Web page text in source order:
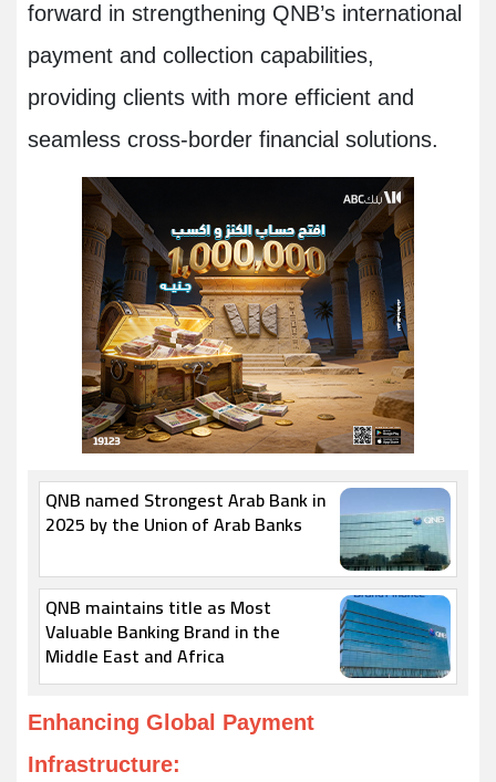
forward in strengthening QNB’s international
payment and collection capabilities,
providing clients with more efficient and
seamless cross-border financial solutions.
QNB named Strongest Arab Bank in
2025 by the Union of Arab Banks
QNB maintains title as Most
Valuable Banking Brand in the
Middle East and Africa
Enhancing Global Payment
Infrastructure: